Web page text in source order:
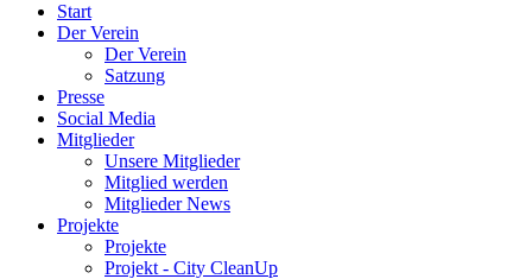
Start
Der Verein
Der Verein
Satzung
Presse
Social Media
Mitglieder
Unsere Mitglieder
Mitglied werden
Mitglieder News
Projekte
Projekte
Projekt - City CleanUp